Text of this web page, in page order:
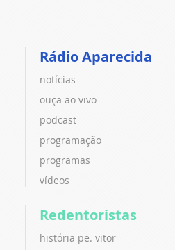
Rádio Aparecida
notícias
ouça ao vivo
podcast
programação
programas
vídeos
Redentoristas
história pe. vitor